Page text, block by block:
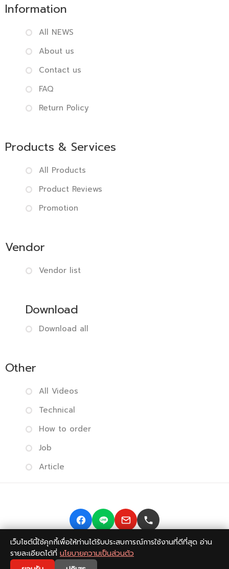
Information
All NEWS
About us
Contact us
FAQ
Return Policy
Products & Services
All Products
Product Reviews
Promotion
Vendor
Vendor list
Download
Download all
Other
All Videos
Technical
How to order
Job
Article
Copyright © 2014-2026 BISMONPRINT Co.,LTD
Privacy
policy|Return Policy
เว็บไซต์นี้ใช้คุกกี้เพื่อให้ท่านได้รับประสบการณ์การใช้งานที่ดีที่สุด อ่าน
รายละเอียดได้ที่ นโยบายความเป็นส่วนตัว